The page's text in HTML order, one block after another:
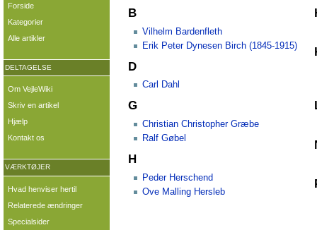
B
Vilhelm Bardenfleth
Erik Peter Dynesen Birch (1845-1915)
D
Carl Dahl
G
Christian Christopher Græbe
Ralf Gøbel
H
Peder Herschend
Ove Malling Hersleb
Forside
Kategorier
Alle artikler
DELTAGELSE
Om VejleWiki
Skriv en artikel
Hjælp
Kontakt os
VÆRKTØJER
Hvad henviser hertil
Relaterede ændringer
Specialsider